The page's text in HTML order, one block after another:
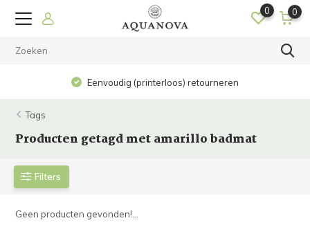
0 0
Eenvoudig (printerloos) retourneren
Tags
Producten getagd met amarillo badmat
Filters
Geen producten gevonden!...